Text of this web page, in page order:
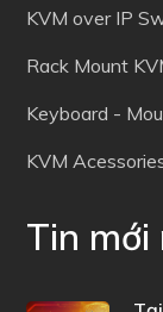
KVM over IP
Rack Mount
Keyboard -
KVM
Tin mới